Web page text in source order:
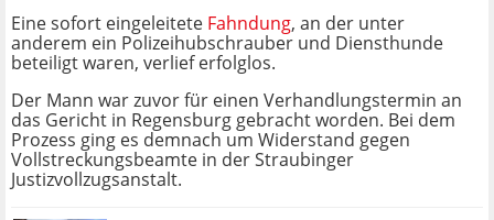
Eine sofort eingeleitete Fahndung, an der unter
anderem ein Polizeihubschrauber und Diensthunde
beteiligt waren, verlief erfolglos.
Der Mann war zuvor für einen Verhandlungstermin an
das Gericht in Regensburg gebracht worden. Bei dem
Prozess ging es demnach um Widerstand gegen
Vollstreckungsbeamte in der Straubinger
Justizvollzugsanstalt.